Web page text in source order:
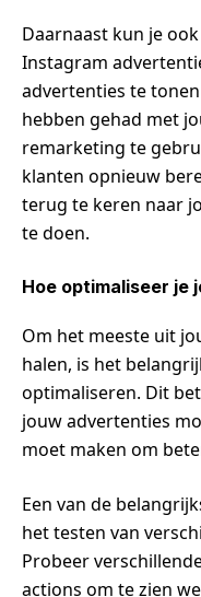
Daarnaast kun je
Instagram
advertenties te
hebben gehad met
remarketing te
klanten opnieuw
terug te keren naar
te doen.
Hoe optimaliseer je
Om het meeste uit
halen, is het
optimaliseren. Dit
jouw advertenties
moet maken om
Een van de
het testen van
Probeer
actions om te zien